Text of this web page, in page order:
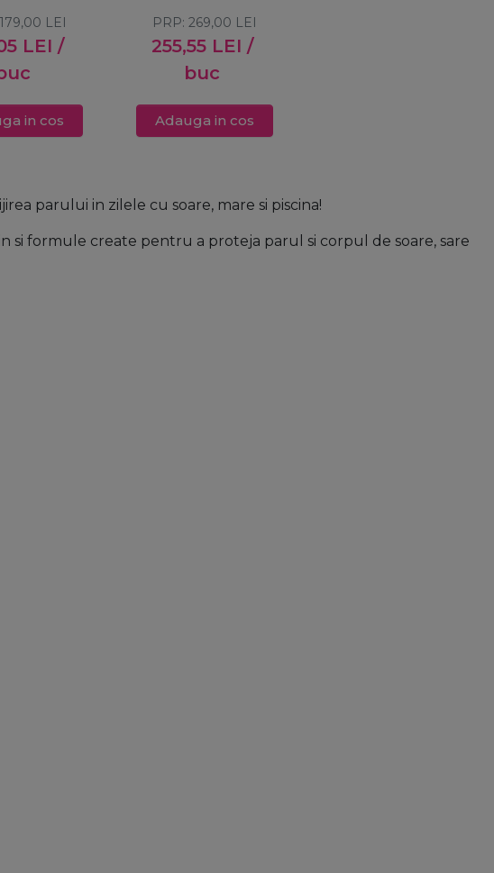
LEI /
179,00 LEI
in cos
255,55 LEI /
buc
PRP: 269,00 LEI
Adauga in cos
parului in zilele cu soare, mare si piscina!
si formule create pentru a proteja parul si corpul de soare, sare